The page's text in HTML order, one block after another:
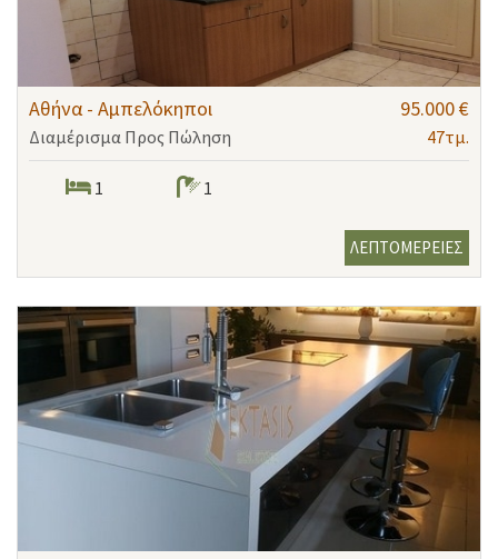
Αθήνα - Αμπελόκηποι 95.000 €
Διαμέρισμα Προς Πώληση 47τμ.
1 1
ΛΕΠΤΟΜΕΡΕΙΕΣ